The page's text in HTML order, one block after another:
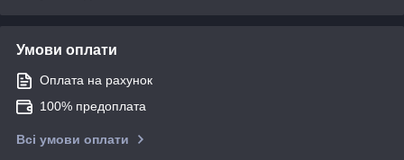
Умови оплати
Оплата на рахунок
100% предоплата
Всі умови оплати